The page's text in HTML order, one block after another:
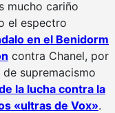
mucho cariño
el espectro
en el Benidorm
contra Chanel, por
supremacismo
la lucha contra la
«ultras de Vox».